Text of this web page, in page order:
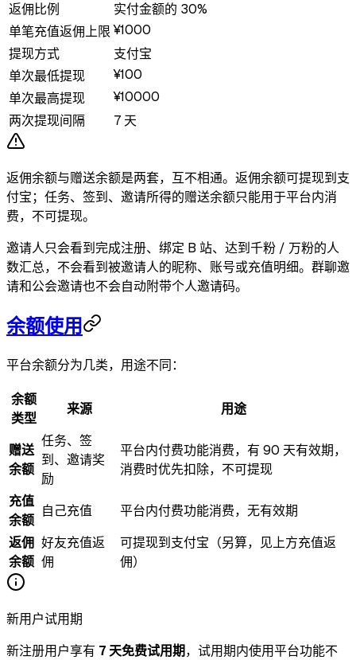
返佣比例
实付金额的 30%
单笔充值返佣上限 ¥1000
提现方式
支付宝
单次最低提现
¥100
单次最高提现
¥10000
两次提现间隔
7 天
返佣余额与赠送余额是两套，互不相通。返佣余额可提现到支
付宝；任务、签到、邀请所得的赠送余额只能用于平台内消
费，不可提现。
邀请人只会看到完成注册、绑定 B 站、达到千粉 / 万粉的人
数汇总，不会看到被邀请人的昵称、账号或充值明细。群聊邀
请和公会邀请也不会自动附带个人邀请码。
余额使用
平台余额分为几类，用途不同：
余额
类型
来源 用途
赠送
余额
任务、签
到、邀请奖
励
平台内付费功能消费，有 90 天有效期，
消费时优先扣除，不可提现
充值
余额
自己充值
平台内付费功能消费，无有效期
返佣
余额
好友充值返
佣
可提现到支付宝（另算，见上方充值返
佣）
新用户试用期
新注册用户享有 7 天免费试用期，试用期内使用平台功能不